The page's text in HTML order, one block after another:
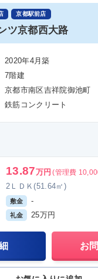
京都駅前店
ツ京都西大路
2020年4月築
7階建
京都市南区吉祥院御池町
鉄筋コンクリート
13.87万円 (管理費
2ＬＤＫ(51.64㎡)
敷金 -
礼金 25万円
お